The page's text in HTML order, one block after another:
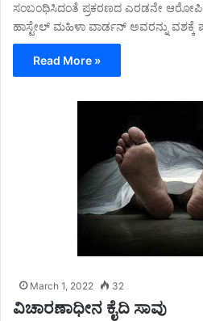
ಸಂಬಂಧಿಸಿದಂತೆ ಪ್ರಕರಣದ ಎರಡನೇ
ಹಾಸ್ಟೇಲ್ ಮಹಿಳಾ ವಾರ್ಡನ್ ಅವರನ್ನು ವಶಕ್ಕೆ
Read More »
March 1, 2022 32
ವಿಚಾರಣಾಧೀನ ಕೈದಿ ಸಾವು